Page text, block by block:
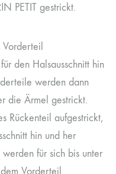
PETIT gestrickt.
den Halsausschnitt hin
werden dann
die Ärmel gestrickt.
Rückenteil aufgestrickt,
hin und her
für sich bis unter
Vorderteil